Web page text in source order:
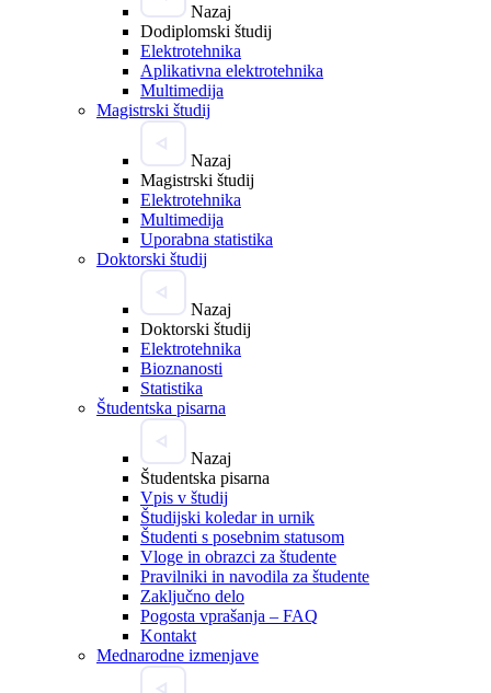
Nazaj
Dodiplomski študij
Elektrotehnika
Aplikativna elektrotehnika
Multimedija
Magistrski študij
Nazaj
Magistrski študij
Elektrotehnika
Multimedija
Uporabna statistika
Doktorski študij
Nazaj
Doktorski študij
Elektrotehnika
Bioznanosti
Statistika
Študentska pisarna
Nazaj
Študentska pisarna
Vpis v študij
Študijski koledar in urnik
Študenti s posebnim statusom
Vloge in obrazci za študente
Pravilniki in navodila za študente
Zaključno delo
Pogosta vprašanja – FAQ
Kontakt
Mednarodne izmenjave